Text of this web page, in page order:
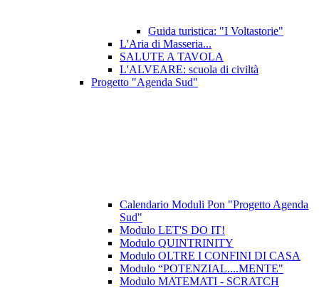
Guida turistica: "I Voltastorie"
L'Aria di Masseria...
SALUTE A TAVOLA
L'ALVEARE: scuola di civiltà
Progetto "Agenda Sud"
Calendario Moduli Pon "Progetto Agenda
Sud"
Modulo LET'S DO IT!
Modulo QUINTRINITY
Modulo OLTRE I CONFINI DI CASA
Modulo “POTENZIAL....MENTE"
Modulo MATEMATI - SCRATCH